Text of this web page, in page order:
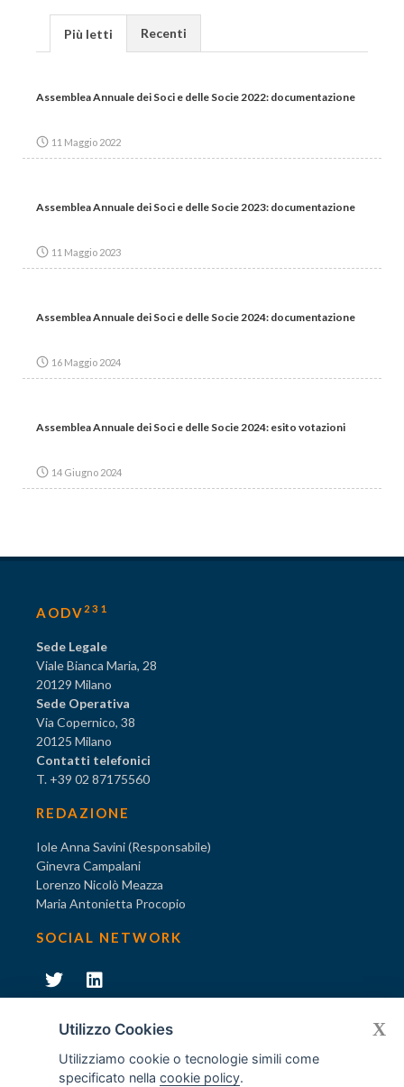
Più letti Recenti
Assemblea Annuale dei Soci e delle Socie 2022: documentazione
11 Maggio 2022
Assemblea Annuale dei Soci e delle Socie 2023: documentazione
11 Maggio 2023
Assemblea Annuale dei Soci e delle Socie 2024: documentazione
16 Maggio 2024
Assemblea Annuale dei Soci e delle Socie 2024: esito votazioni
14 Giugno 2024
AODV 231
Sede Legale
Viale Bianca Maria, 28
20129 Milano
Sede Operativa
Via Copernico, 38
20125 Milano
Contatti telefonici
T. +39 02 87175560
REDAZIONE
Iole Anna Savini (Responsabile)
Ginevra Campalani
Lorenzo Nicolò Meazza
Maria Antonietta Procopio
SOCIAL NETWORK
Diventa socio di AODV
Utilizzo Cookies
Utilizziamo cookie o tecnologie simili come
specificato nellacookie policy.
X